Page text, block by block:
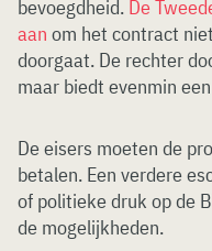
bevoegdheid. De
aan om het contract
doorgaat. De rechter
maar biedt evenmin
De eisers moeten de
betalen. Een verdere
of politieke druk op de
de mogelijkheden.